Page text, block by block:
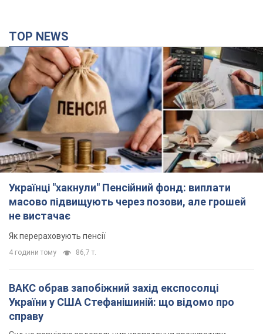
Українці "хакнули" Пенсійний фонд: виплати
масово підвищують через позови, але грошей
не вистачає
Як перераховують пенсії
4 години тому 86,7 т.
ВАКС обрав запобіжний захід експосолці
України у США Стефанішиній: що відомо про
справу
Суд не повністю задовольнив клопотання прокуратури
29 хвилин тому 2,7 т.
Росія атакувала судно під прапором Гвінеї-
Бісау у Чорному морі: є жертва і постраждалі
годину тому